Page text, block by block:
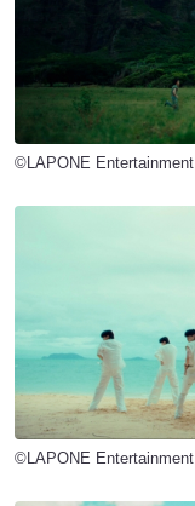
©LAPONE Entertainment
©LAPONE Entertainment